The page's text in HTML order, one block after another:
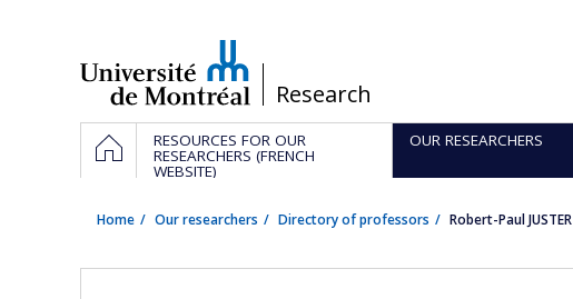
/Research
Navigation
principale
HOMERESOURCES FOR OUR
RESEARCHERS (FRENCH
WEBSITE)
OUR RESEARCHERS
Home Our researchers Directory of professors Robert-Paul JUSTER